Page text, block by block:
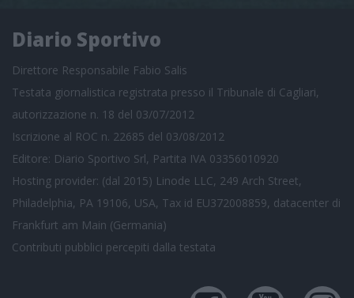
Diario Sportivo
Direttore Responsabile Fabio Salis
Testata giornalistica registrata presso il Tribunale di Cagliari,
autorizzazione n. 18 del 03/07/2012
Iscrizione al ROC n. 22685 del 03/08/2012
Editore: Diario Sportivo Srl, Partita IVA 03356010920
Hosting provider: (dal 2015) Linode LLC, 249 Arch Street,
Philadelphia, PA 19106, USA, Tax id EU372008859, datacenter di
Frankfurt am Main (Germania)
Contributi pubblici percepiti dalla testata